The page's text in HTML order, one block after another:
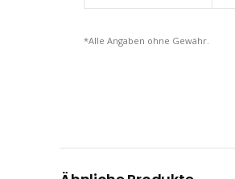
*Alle Angaben ohne Gewähr.